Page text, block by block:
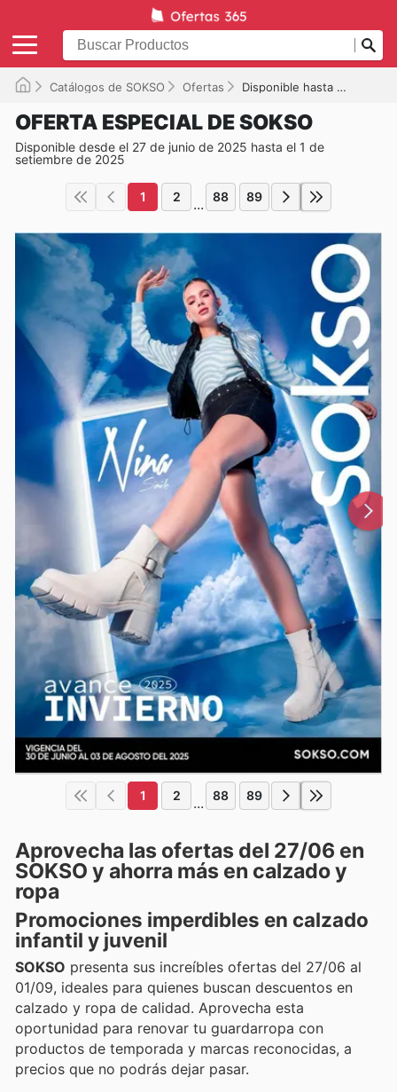
Catálogos de SOKSO Ofertas Disponible hasta el 01/09/2025
OFERTA ESPECIAL DE SOKSO
Disponible desde el 27 de junio de 2025 hasta el 1 de
setiembre de 2025
1 2 ... 88 89
1 2 ... 88 89
Aprovecha las ofertas del 27/06 en
SOKSO y ahorra más en calzado y
ropa
Promociones imperdibles en calzado
infantil y juvenil
SOKSO presenta sus increíbles ofertas del 27/06 al
01/09, ideales para quienes buscan descuentos en
calzado y ropa de calidad. Aprovecha esta
oportunidad para renovar tu guardarropa con
productos de temporada y marcas reconocidas, a
precios que no podrás dejar pasar.